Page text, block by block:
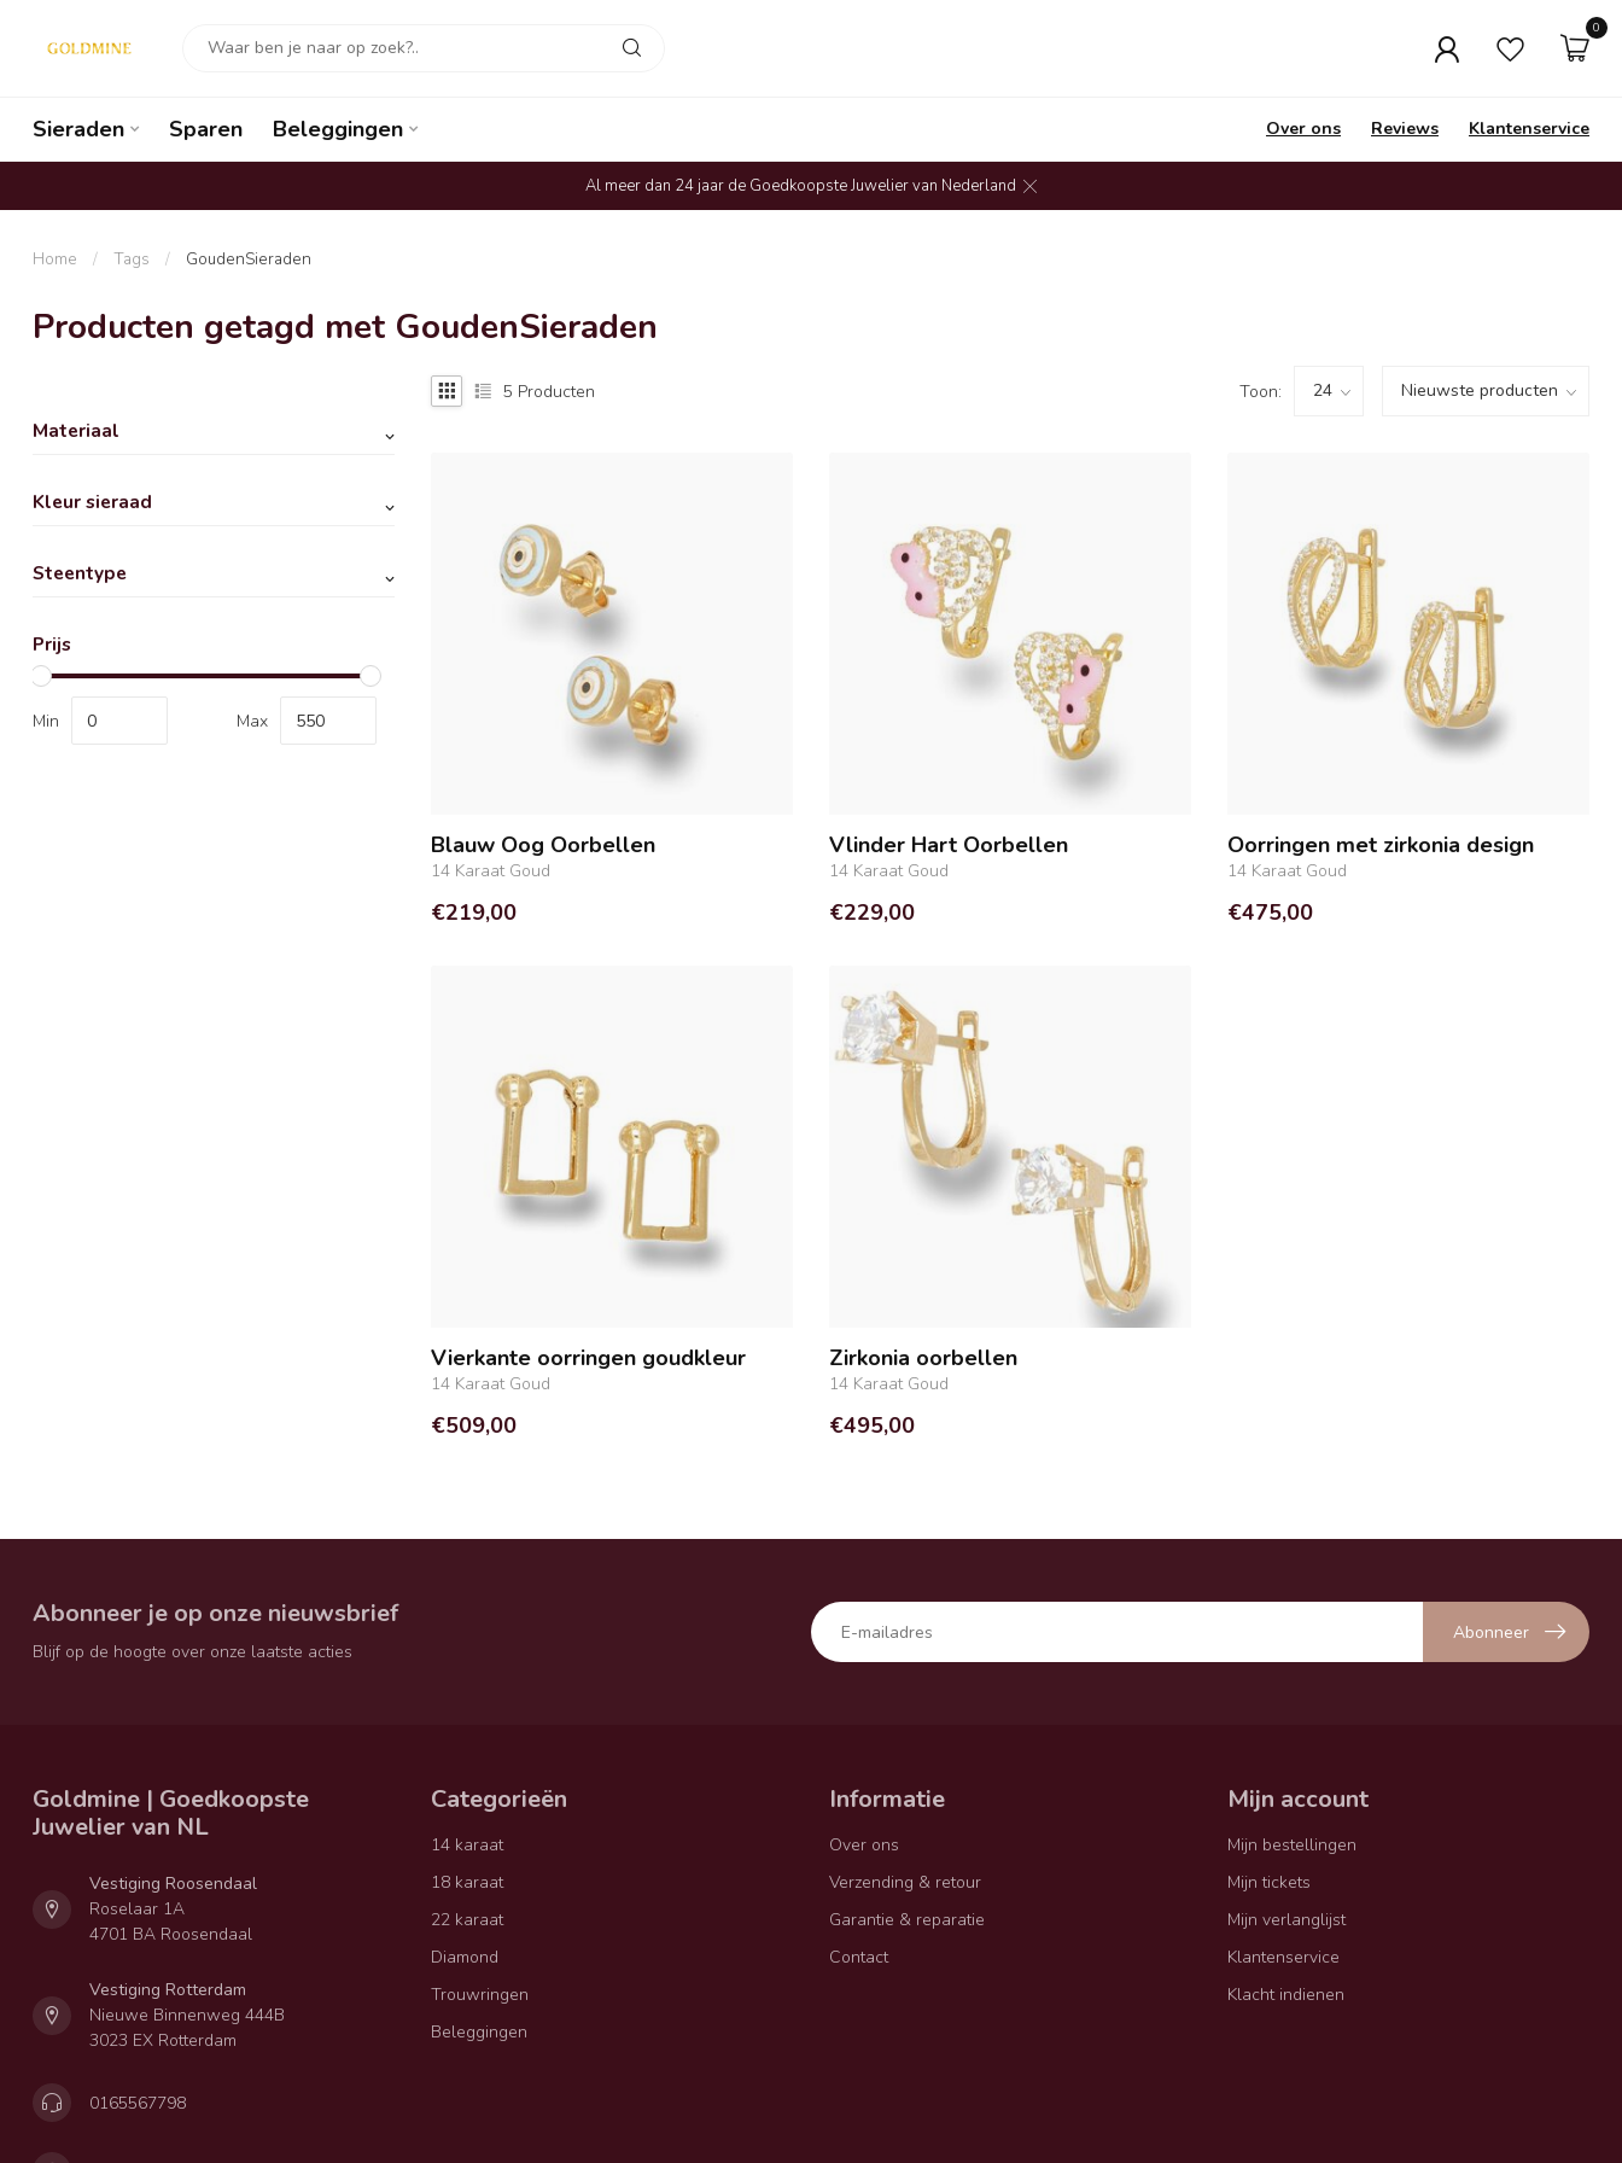
0
Sieraden Sparen Beleggingen Over ons Reviews Klantenservice
Al meer dan 24 jaar de Goedkoopste Juwelier van Nederland
Home / Tags / GoudenSieraden
Producten getagd met GoudenSieraden
Materiaal
Kleur sieraad
Steentype
Prijs
Min Max
5 Producten Toon:
Blauw Oog Oorbellen
14 Karaat Goud
€219,00
Vlinder Hart Oorbellen
14 Karaat Goud
€229,00
Oorringen met zirkonia design
14 Karaat Goud
€475,00
Vierkante oorringen goudkleur
14 Karaat Goud
€509,00
Zirkonia oorbellen
14 Karaat Goud
€495,00
Abonneer je op onze nieuwsbrief
Blijf op de hoogte over onze laatste acties
Abonneer
Goldmine | Goedkoopste
Juwelier van NL
Vestiging Roosendaal
Roselaar 1A
4701 BA Roosendaal
Vestiging Rotterdam
Nieuwe Binnenweg 444B
3023 EX Rotterdam
0165567798
Categorieën
14 karaat
18 karaat
22 karaat
Diamond
Trouwringen
Beleggingen
Informatie
Over ons
Verzending & retour
Garantie & reparatie
Contact
Mijn account
Mijn bestellingen
Mijn tickets
Mijn verlanglijst
Klantenservice
Klacht indienen